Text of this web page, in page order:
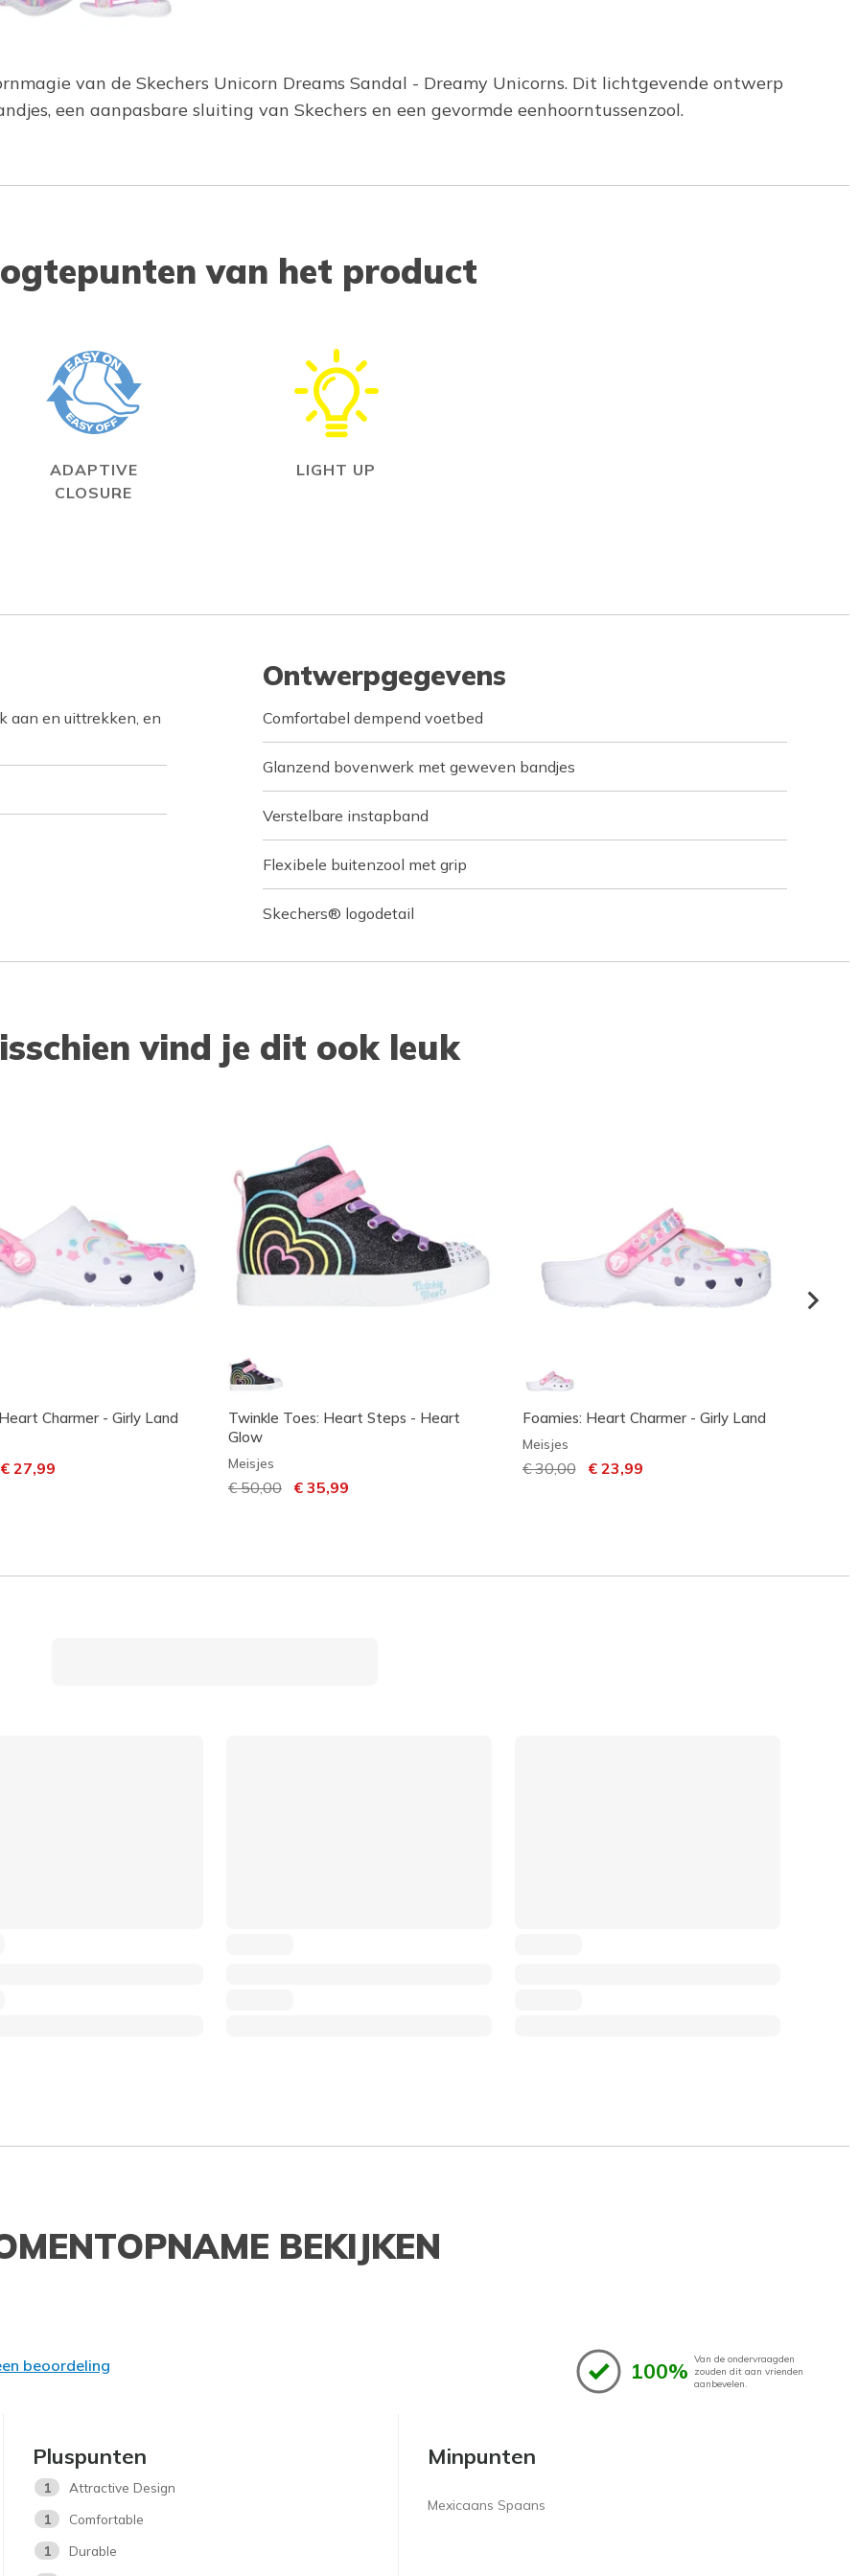
van de Skechers Unicorn Dreams Sandal - Dreamy Unicorns. Dit lichtgevende ontwerp
een aanpasbare sluiting van Skechers en een gevormde eenhoorntussenzool.
van het product
ADAPTIVE
CLOSURE
LIGHT UP
aan en uittrekken, en
Ontwerpgegevens
Comfortabel dempend voetbed
Glanzend bovenwerk met geweven bandjes
Verstelbare instapband
Flexibele buitenzool met grip
Skechers® logodetail
vind je dit ook leuk
Charmer - Girly Land
van
€ 27,99
Twinkle Toes: Heart Steps - Heart
Glow
Meisjes
Prijs verlaagd van
€ 50,00 naar
€ 35,99
Foamies: Heart Charmer - Girly Land
Meisjes
Prijs verlaagd van
€ 30,00naar
€ 23,99
BEKIJKEN
beoordeling 100% Van de ondervraagden
zouden dit aan vrienden
aanbevelen.
Pluspunten
1
Attractive Design
1
Comfortable
1
Durable
Minpunten
Mexicaans Spaans